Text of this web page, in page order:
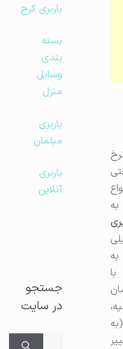
باربری کرج
بسته
بندی
وسایل
منزل
باربری
مبلمان
باربری
آنلاین
جستجو
در سایت